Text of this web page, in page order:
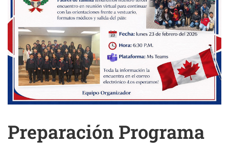
Preparación Programa